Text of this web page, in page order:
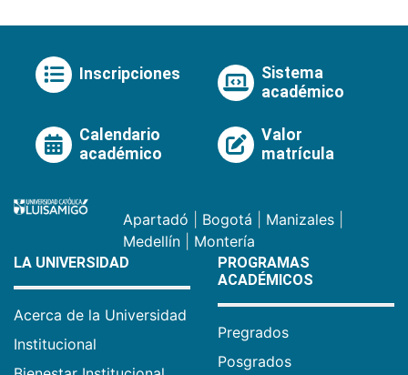
Inscripciones
Sistema
académico
Calendario
académico
Valor
matrícula
Apartadó Bogotá Manizales
Medellín
Montería
LA UNIVERSIDAD
Acerca de la Universidad
Institucional
PROGRAMAS
ACADÉMICOS
Pregrados
Posgrados